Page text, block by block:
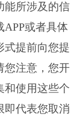
能所涉及的信
或者具体
式提前向您提
您注意，您开
和使用这些个
即代表您取消